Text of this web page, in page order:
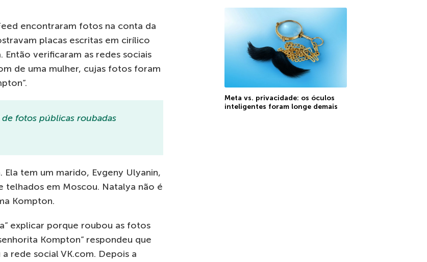
encontraram fotos na conta da
placas escritas em cirílico
verificaram as redes sociais
de uma mulher, cujas fotos foram
de fotos públicas roubadas
tem um marido, Evgeny Ulyanin,
telhados em Moscou. Natalya não é
Kompton.
explicar porque roubou as fotos
Kompton” respondeu que
rede social VK.com. Depois a
Meta vs. privacidade: os óculos
inteligentes foram longe demais